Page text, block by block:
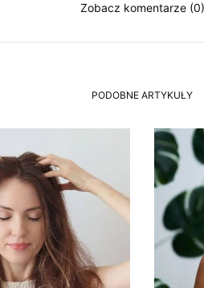
Zobacz komentarze (0)
PODOBNE ARTYKUŁY